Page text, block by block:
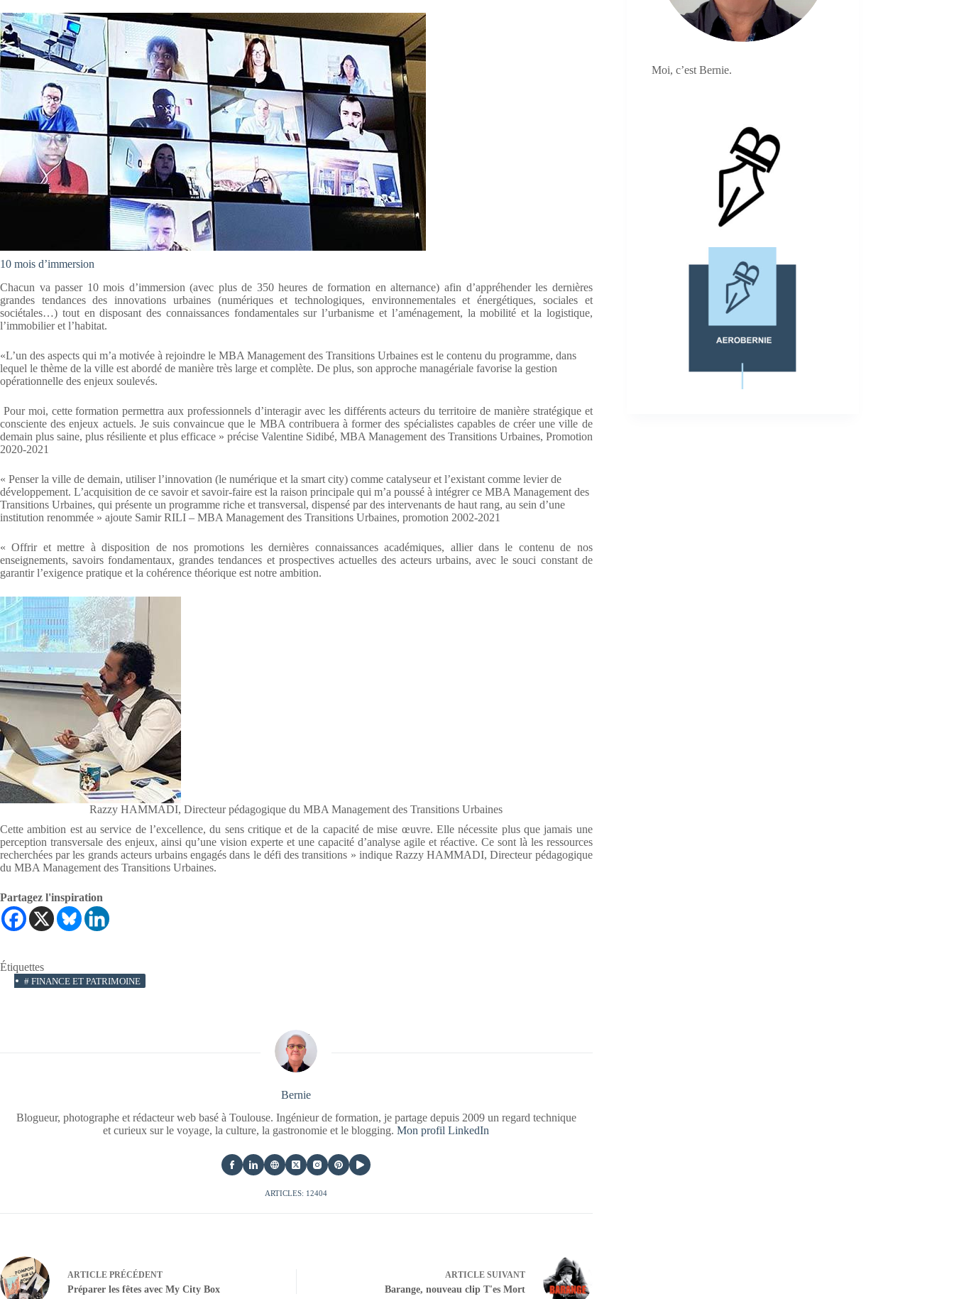
10 mois d’immersion
Chacun va passer 10 mois d’immersion (avec plus de 350 heures de formation en alternance) afin d’appréhender les dernières
grandes tendances des innovations urbaines (numériques et technologiques, environnementales et énergétiques, sociales et
sociétales…) tout en disposant des connaissances fondamentales sur l’urbanisme et l’aménagement, la mobilité et la logistique,
l’immobilier et l’habitat.
«L’un des aspects qui m’a motivée à rejoindre le MBA Management des Transitions Urbaines est le contenu du programme, dans
lequel le thème de la ville est abordé de manière très large et complète. De plus, son approche managériale favorise la gestion
opérationnelle des enjeux soulevés.
Pour moi, cette formation permettra aux professionnels d’interagir avec les différents acteurs du territoire de manière stratégique et
consciente des enjeux actuels. Je suis convaincue que le MBA contribuera à former des spécialistes capables de créer une ville de
demain plus saine, plus résiliente et plus efficace » précise Valentine Sidibé, MBA Management des Transitions Urbaines, Promotion
2020-2021
« Penser la ville de demain, utiliser l’innovation (le numérique et la smart city) comme catalyseur et l’existant comme levier de
développement. L’acquisition de ce savoir et savoir-faire est la raison principale qui m’a poussé à intégrer ce MBA Management des
Transitions Urbaines, qui présente un programme riche et transversal, dispensé par des intervenants de haut rang, au sein d’une
institution renommée » ajoute Samir RILI – MBA Management des Transitions Urbaines, promotion 2002-2021
« Offrir et mettre à disposition de nos promotions les dernières connaissances académiques, allier dans le contenu de nos
enseignements, savoirs fondamentaux, grandes tendances et prospectives actuelles des acteurs urbains, avec le souci constant de
garantir l’exigence pratique et la cohérence théorique est notre ambition.
Razzy HAMMADI, Directeur pédagogique du MBA Management des Transitions Urbaines
Cette ambition est au service de l’excellence, du sens critique et de la capacité de mise œuvre. Elle nécessite plus que jamais une
perception transversale des enjeux, ainsi qu’une vision experte et une capacité d’analyse agile et réactive. Ce sont là les ressources
recherchées par les grands acteurs urbains engagés dans le défi des transitions » indique Razzy HAMMADI, Directeur pédagogique
du MBA Management des Transitions Urbaines.
Partagez l'inspiration
Étiquettes
# FINANCE ET PATRIMOINE
Bernie
Blogueur, photographe et rédacteur web basé à Toulouse. Ingénieur de formation, je partage depuis 2009 un regard technique
et curieux sur le voyage, la culture, la gastronomie et le blogging.Mon profil LinkedIn
ARTICLES: 12404
ARTICLE PRÉCÉDENT
Préparer les fêtes avec My City Box
ARTICLESUIVANT
Barange, nouveau clip T'es Mort
Moi, c’est Bernie.